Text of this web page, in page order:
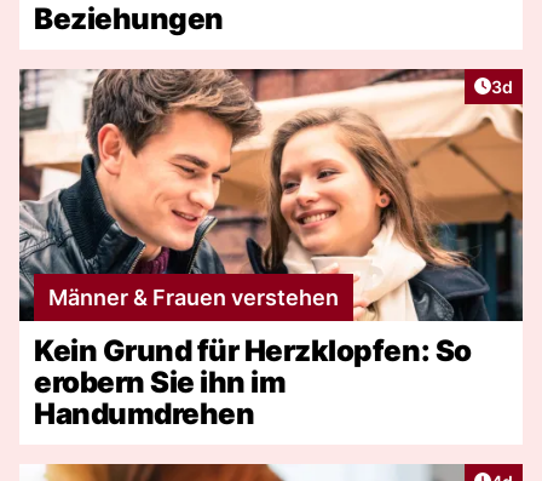
Beziehungen
3d
Männer & Frauen verstehen
Kein Grund für Herzklopfen: So
erobern Sie ihn im
Handumdrehen